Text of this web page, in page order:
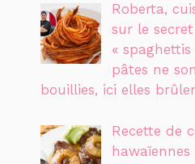
Roberta,
sur le
«
pâtes ne
bouillies, ici elles
Recette de
hawaïennes